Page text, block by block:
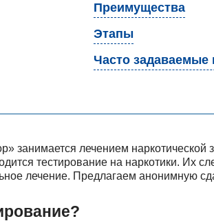
Преимущества
Этапы
Часто
занимается лечением
тестирование на наркотики. Их
лечение. Предлагаем анонимную